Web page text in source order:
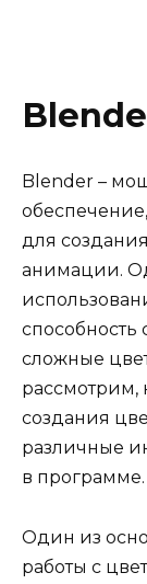
Blender –
для
анимации.
способность
сложные
рассмотрим,
создания
различные
в программе.
Один из
работы с